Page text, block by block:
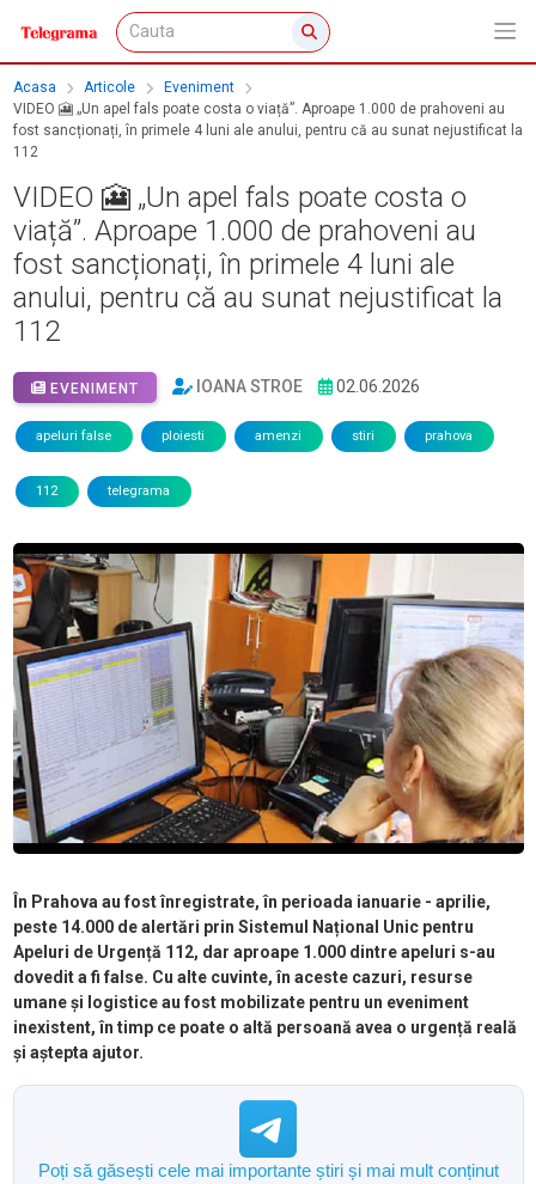
Acasa Articole
Eveniment
VIDEO 🎦 „Un apel fals poate costa o viață”. Aproape 1.000 de prahoveni au
fost sancționați, în primele 4 luni ale anului, pentru că au sunat nejustificat la
112
VIDEO 🎦 „Un apel fals poate costa o
viață”. Aproape 1.000 de prahoveni au
fost sancționați, în primele 4 luni ale
anului, pentru că au sunat nejustificat la
112
EVENIMENT IOANA STROE 02.06.2026
apeluri false ploiesti amenzi stiri prahova
112 telegrama
În Prahova au fost înregistrate, în perioada ianuarie - aprilie,
peste 14.000 de alertări prin Sistemul Național Unic pentru
Apeluri de Urgență 112, dar aproape 1.000 dintre apeluri s-au
dovedit a fi false. Cu alte cuvinte, în aceste cazuri, resurse
umane și logistice au fost mobilizate pentru un eveniment
inexistent, în timp ce poate o altă persoană avea o urgență reală
și aștepta ajutor.
Poți să găsești cele mai importante știri și mai mult conținut